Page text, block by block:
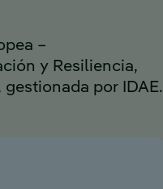
–
y Resiliencia,
por IDAE.